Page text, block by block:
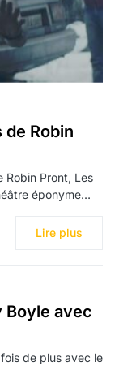
Robin
Robin Pront, Les
éponyme…
Lire plus
Boyle avec
de plus avec le